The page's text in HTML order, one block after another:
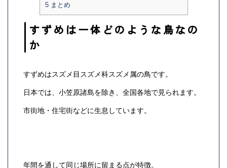
5まとめ
すずめは一体どのような鳥なの
か
すずめはスズメ目スズメ科スズメ属の鳥です。
日本では、小笠原諸島を除き、全国各地で見られます。
市街地・住宅街などに生息しています。
年間を通して同じ場所に留まる点が特徴。